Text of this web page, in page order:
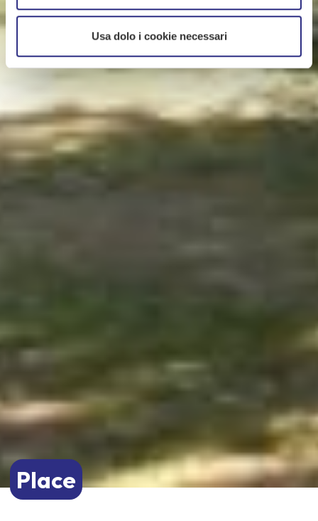
Usa dolo i cookie necessari
Place